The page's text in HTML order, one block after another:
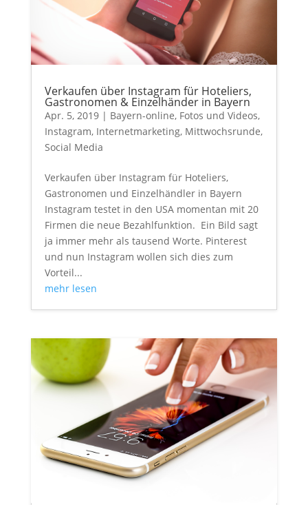
Verkaufen über Instagram für Hoteliers,
Gastronomen & Einzelhänder in Bayern
Apr. 5, 2019| Bayern-online, Fotos und Videos,
Instagram, Internetmarketing, Mittwochsrunde,
Social Media
Verkaufen über Instagram für Hoteliers,
Gastronomen und Einzelhändler in Bayern
Instagram testet in den USA momentan mit 20
Firmen die neue Bezahlfunktion. Ein Bild sagt
ja immer mehr als tausend Worte. Pinterest
und nun Instagram wollen sich dies zum
Vorteil...
mehr lesen